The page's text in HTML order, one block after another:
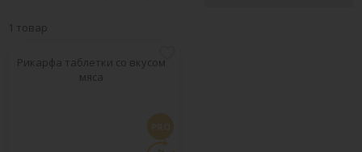
1 товар
Рикарфа таблетки со вкусом
мяса